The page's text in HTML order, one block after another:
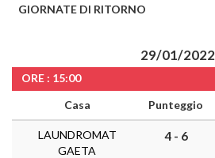
GIORNATE DI RITORNO
29/01/2022
ORE : 15:00
Casa
Punteggio
LAUNDROMAT
GAETA
4 - 6